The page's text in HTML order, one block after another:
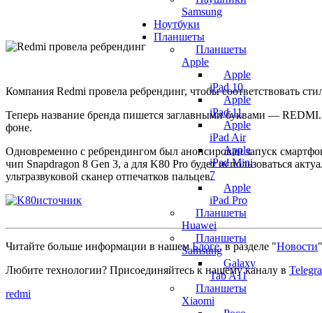
Samsung
Ноутбуки
Планшеты
Планшеты
Apple
Apple
iPad 10
Apple
iPad 11
Apple
iPad Air
Apple
iPad Mini
7
Apple
iPad Pro
Планшеты
Huawei
Планшеты
Samsung
Galaxy
Tab A11
Планшеты
Xiaomi
Компания Redmi провела ребрендинг, чтобы соответствовать
Теперь название бренда пишется заглавными буквами —
фоне.
Одновременно с ребрендингом был анонсирован запуск
чип Snapdragon 8 Gen 3, а для K80 Pro будет использоваться
ультразвуковой сканер отпечатков пальцев.
источник
Читайте больше информации в нашемБлоге, в разделе "Новости
Любите технологии? Присоединяйтесь к нашему каналу в
redmi